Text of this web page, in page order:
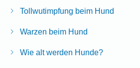
Tollwutimpfung beim Hund
Warzen beim Hund
Wie alt werden Hunde?